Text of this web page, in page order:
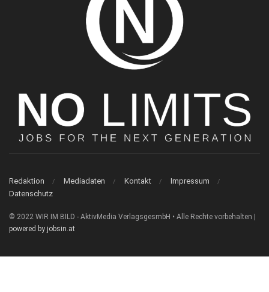
Redaktion Mediadaten Kontakt
Impressum
Datenschutz
© 2022 WIR IM BILD - AktivMedia VerlagsgesmbH • Alle Rechte vorbehalten |
powered by jobsin.at